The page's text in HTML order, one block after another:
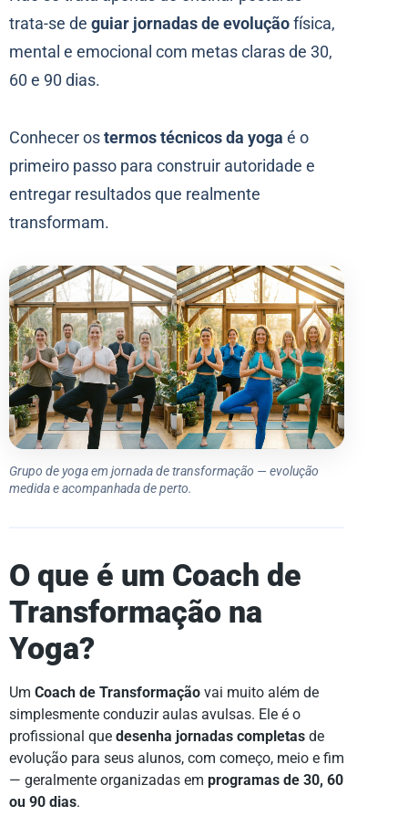
trata-se de guiar jornadas de evoluçãofísica,
mental e emocional com metas claras de 30,
60 e 90 dias.
Conhecer ostermos técnicos da yoga é o
primeiro passo para construir autoridade e
entregar resultados que realmente
transformam.
Grupo de yoga em jornada de transformação — evolução
medida e acompanhada de perto.
O que é um Coach de
Transformação na
Yoga?
Um Coach de Transformação vai muito além de
simplesmente conduzir aulas avulsas. Ele é o
profissional que desenha jornadas completas de
evolução para seus alunos, com começo, meio e fim
— geralmente organizadas em programas de 30, 60
ou 90 dias.